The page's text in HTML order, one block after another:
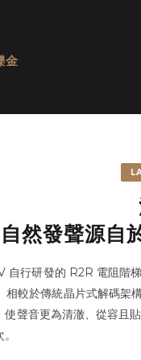
金
自然發聲源
行研發的 R2R 電阻階
相較於傳統晶片式解碼
聲音更為清澈、從容且